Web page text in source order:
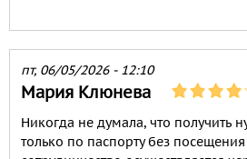
пт, 06/05/2026 - 12:10
Мария Клюнева
Никогда не думала, что получить
только по паспорту без